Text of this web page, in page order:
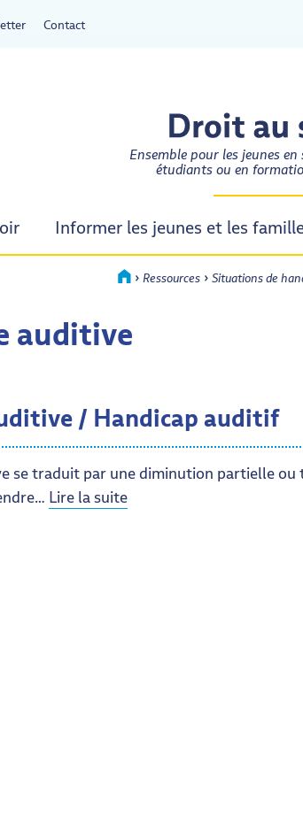
Contact
DROIT AU SAVOIR
Ensemble pour les jeunes
étudiants ou en
Informer les jeunes et les
Accueil
› Ressources› Situations de
auditive
/ Handicap auditif
se traduit par une diminution partielle ou
Lire la suite